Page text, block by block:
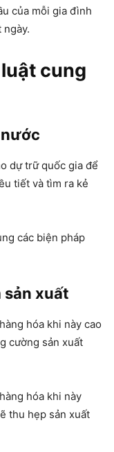
của mỗi gia đình
ngày.
cung
nước
dự trữ quốc gia để
tiết và tìm ra kẻ
các biện pháp
sản xuất
hóa khi này cao
cường sản xuất
hóa khi này
thu hẹp sản xuất